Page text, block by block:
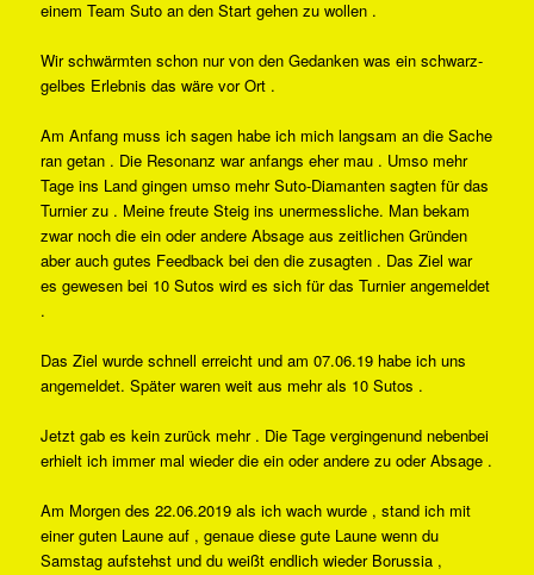
einem Team Suto an den Start gehen zu wollen .
Wir schwärmten schon nur von den Gedanken was ein schwarz-
gelbes Erlebnis das wäre vor Ort .
Am Anfang muss ich sagen habe ich mich langsam an die Sache
ran getan . Die Resonanz war anfangs eher mau . Umso mehr
Tage ins Land gingen umso mehr Suto-Diamanten sagten für das
Turnier zu . Meine freute Steig ins unermessliche. Man bekam
zwar noch die ein oder andere Absage aus zeitlichen Gründen
aber auch gutes Feedback bei den die zusagten . Das Ziel war
es gewesen bei 10 Sutos wird es sich für das Turnier angemeldet
.
Das Ziel wurde schnell erreicht und am 07.06.19 habe ich uns
angemeldet. Später waren weit aus mehr als 10 Sutos .
Jetzt gab es kein zurück mehr . Die Tage vergingenund nebenbei
erhielt ich immer mal wieder die ein oder andere zu oder Absage .
Am Morgen des 22.06.2019 als ich wach wurde , stand ich mit
einer guten Laune auf , genaue diese gute Laune wenn du
Samstag aufstehst und du weißt endlich wieder Borussia ,